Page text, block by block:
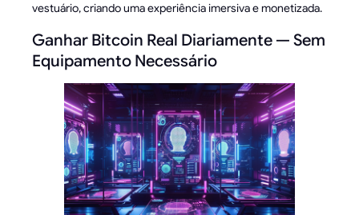
vestuário, criando uma experiência imersiva e monetizada.
Ganhar Bitcoin Real Diariamente — Sem
Equipamento Necessário